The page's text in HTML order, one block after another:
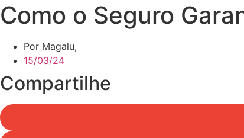
Como o Seguro
Por Magalu,
15/03/24
Compartilhe